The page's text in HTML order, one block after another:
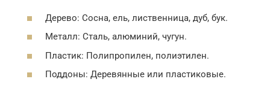
Дерево: Сосна, ель, лиственница, дуб, бук.
Металл: Сталь, алюминий, чугун.
Пластик: Полипропилен, полиэтилен.
Поддоны: Деревянные или пластиковые.